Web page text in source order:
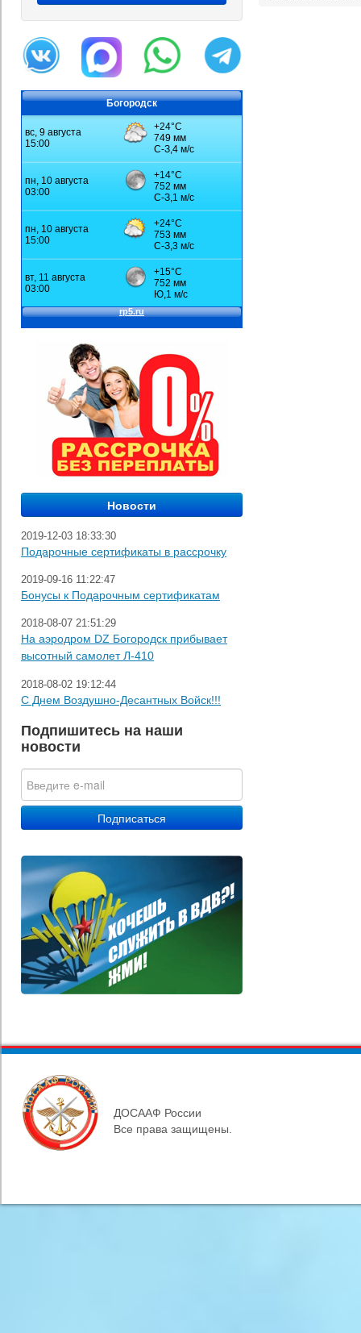
Богородск
2019-12-03 18:33:30
Подарочные сертификаты в рассрочку
2019-09-16 11:22:47
Бонусы к Подарочным сертификатам
2018-08-07 21:51:29
На аэродром DZ Богородск прибывает
высотный самолет Л-410
2018-08-02 19:12:44
С Днем Воздушно-Десантных Войск!!!
Подпишитесь на наши
новости
ДОСААФ России
Все права защищены.